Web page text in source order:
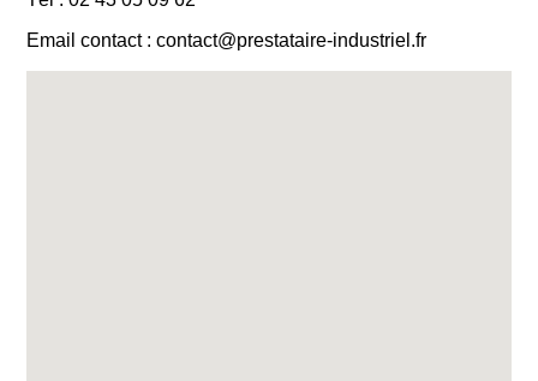
Email contact : contact@prestataire-industriel.fr